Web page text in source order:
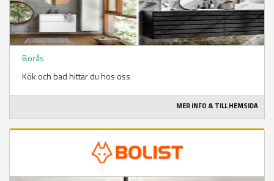
Borås
Kök och bad hittar du hos oss
MER INFO & TILL HEMSIDA